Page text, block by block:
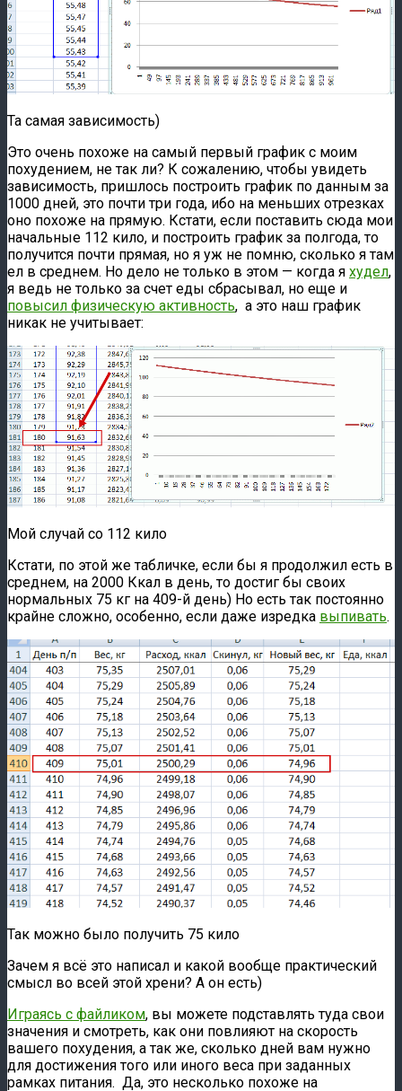
Та самая зависимость)
Это очень похоже на самый первый график с моим
похудением, не так ли? К сожалению, чтобы увидеть
зависимость, пришлось построить график по данным за
1000 дней, это почти три года, ибо на меньших отрезках
оно похоже на прямую. Кстати, если поставить сюда мои
начальные 112 кило, и построить график за полгода, то
получится почти прямая, но я уж не помню, сколько я там
ел в среднем. Но дело не только в этом — когда я худел,
я ведь не только за счет еды сбрасывал, но еще и
повысил физическую активность, а это наш график
никак не учитывает:
Мой случай со 112 кило
Кстати, по этой же табличке, если бы я продолжил есть в
среднем, на 2000 Ккал в день, то достиг бы своих
нормальных 75 кг на 409-й день) Но есть так постоянно
крайне сложно, особенно, если даже изредка выпивать.
Так можно было получить 75 кило
Зачем я всё это написал и какой вообще практический
смысл во всей этой хрени? А он есть)
Играясь с файликом, вы можете подставлять туда свои
значения и смотреть, как они повлияют на скорость
вашего похудения, а так же, сколько дней вам нужно
для достижения того или иного веса при заданных
рамках питания. Да, это несколько похоже на